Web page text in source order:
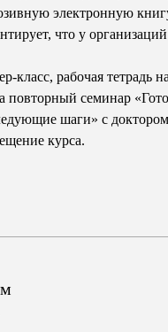
электронную
что у
класс, рабочая тетрадь
повторный семинар
шаги» с
курса.